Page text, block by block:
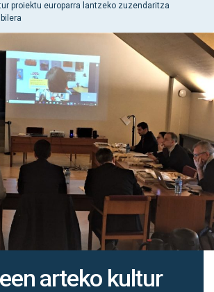
proiektu europarra lantzeko zuzendaritza
arteko kultur